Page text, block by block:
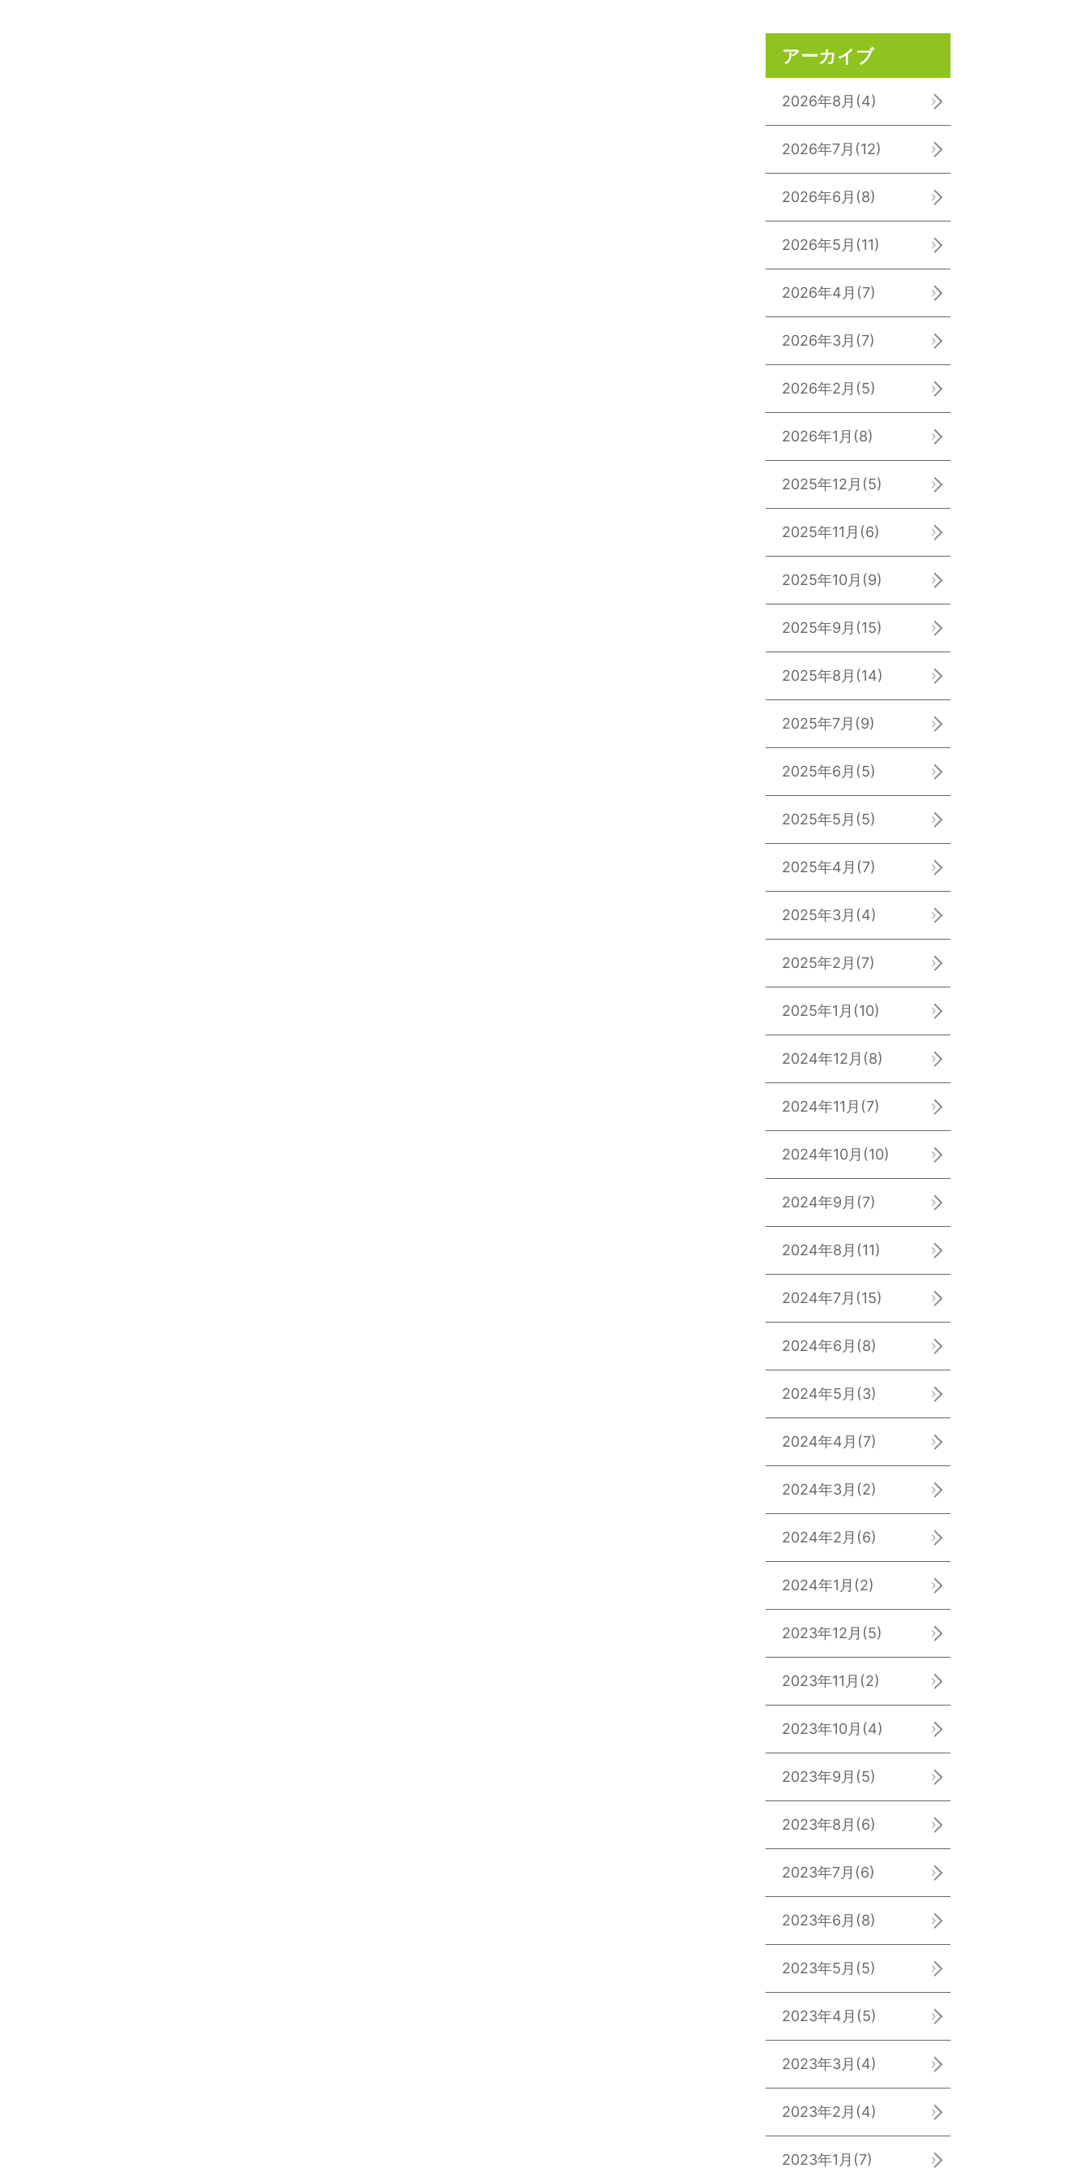
アーカイブ
2026年8月 (4)
2026年7月 (12)
2026年6月 (8)
2026年5月 (11)
2026年4月 (7)
2026年3月 (7)
2026年2月 (5)
2026年1月 (8)
2025年12月 (5)
2025年11月 (6)
2025年10月 (9)
2025年9月 (15)
2025年8月 (14)
2025年7月 (9)
2025年6月 (5)
2025年5月 (5)
2025年4月 (7)
2025年3月 (4)
2025年2月 (7)
2025年1月 (10)
2024年12月 (8)
2024年11月 (7)
2024年10月 (10)
2024年9月 (7)
2024年8月 (11)
2024年7月 (15)
2024年6月 (8)
2024年5月 (3)
2024年4月 (7)
2024年3月 (2)
2024年2月 (6)
2024年1月 (2)
2023年12月 (5)
2023年11月 (2)
2023年10月 (4)
2023年9月 (5)
2023年8月 (6)
2023年7月 (6)
2023年6月 (8)
2023年5月 (5)
2023年4月 (5)
2023年3月 (4)
2023年2月 (4)
2023年1月 (7)